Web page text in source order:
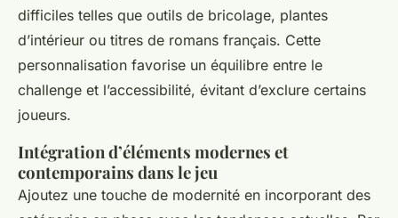
difficiles telles que outils de bricolage, plantes
d’intérieur ou titres de romans français. Cette
personnalisation favorise un équilibre entre le
challenge et l’accessibilité, évitant d’exclure certains
joueurs.
Intégration d’éléments modernes et
contemporains dans le jeu
Ajoutez une touche de modernité en incorporant des